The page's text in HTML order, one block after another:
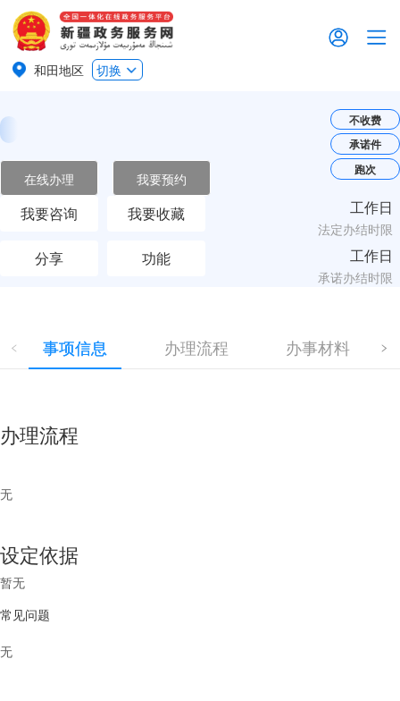
和田地区 切换
在线办理 我要预约
我要咨询 我要收藏
分享 功能
不收费
承诺件
跑次
工作日
法定办结时限
工作日
承诺办结时限
事项信息 办理流程 办事材料
办理流程
无
设定依据
暂无
常见问题
无